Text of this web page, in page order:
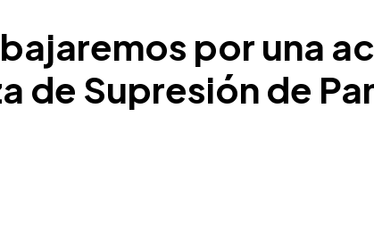
por una
de Supresión de